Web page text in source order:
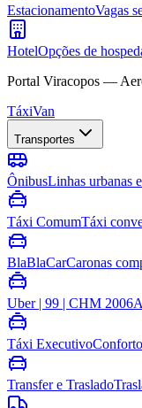
EstacionamentoVagas
HotelOpções de
Portal Viracopos —
TáxiVan
Transportes
ÔnibusLinhas urbanas
Táxi ComumTáxi
BlaBlaCarCaronas
Uber | 99 | CHM 2006
Táxi Executivo
Transfer e Traslado